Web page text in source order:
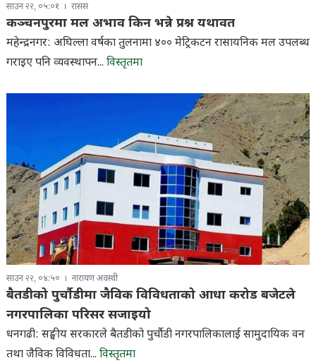
साउन २२, ०५:०१ रासस
कञ्चनपुरमा मल अभाव किन भन्ने प्रश्न यथावत
महेन्द्रनगर: अघिल्ला वर्षका तुलनामा ४०० मेट्रिकटन रासायनिक मल उपलब्ध
गराइए पनि व्यवस्थापन... विस्तृतमा
साउन २२, ०४:५० नारायण अवस्थी
बैतडीको पुर्चौडीमा जैविक विविधताको आधा करोड बजेटले
नगरपालिका परिसर सजाइयो
धनगढी: सङ्घीय सरकारले बैतडीको पुर्चौडी नगरपालिकालाई सामुदायिक वन
तथा जैविक विविधता... विस्तृतमा